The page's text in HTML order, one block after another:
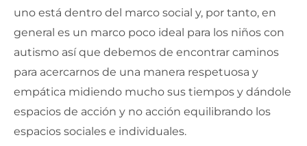
uno está dentro del marco social y, por tanto, en
general es un marco poco ideal para los niños con
autismo así que debemos de encontrar caminos
para acercarnos de una manera respetuosa y
empática midiendo mucho sus tiempos y dándole
espacios de acción y no acción equilibrando los
espacios sociales e individuales.